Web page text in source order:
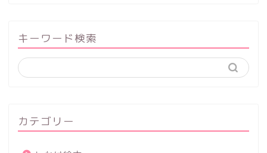
キーワード検索
カテゴリー